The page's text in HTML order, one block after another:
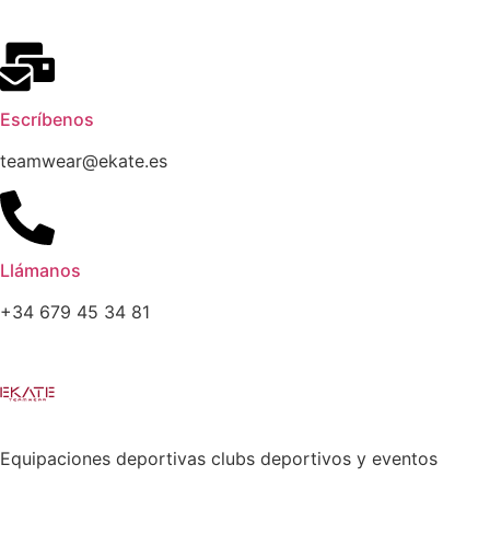
Escríbenos
teamwear@ekate.es
Llámanos
+34 679 45 34 81
Equipaciones deportivas clubs deportivos y eventos